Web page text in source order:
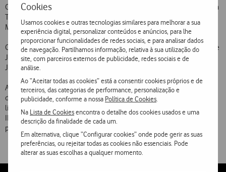
Cookies
Usamos cookies e outras tecnologias similares para melhorar a sua
experiência digital, personalizar conteúdos e anúncios, para lhe
proporcionar funcionalidades de redes sociais, e para analisar dados
de navegação. Partilhamos informação, relativa à sua utilização do
site, com parceiros externos de publicidade, redes sociais e de
análise.
Ao “Aceitar todas as cookies” está a consentir cookies próprios e de
terceiros, das categorias de performance, personalização e
publicidade, conforme a nossa Política de Cookies
Na Lista de Cookiesencontra o detalhe dos cookies usados e uma
descrição da finalidade de cada um.
Em alternativa, clique “Configurar cookies” onde pode gerir as suas
preferências, ou rejeitar todas as cookies não essenciais. Pode
alterar as suas escolhas a qualquer momento.
O júri do “Concurso de Ideias” será constituído pela Administração da
Telecel e representantes dos Colaboradores da Telecel, da Câmara
Municipal de Lisboa, da Parque Expo e da Ordem dos Arquitectos.
O “Processo de Consulta”, que poderá ser levantado a partir de 21 de
Junho, estabelece como data para as respostas o próximo dia 27 de
Julho de 1999.
A sede da Telecel será edificada em dois lotes de terreno, próximos
da Gare do Oriente e defronte para o ex-Pavilhão de Portugal,
limitados a Sul pela Alameda dos Oceanos e a Norte pela Av. D. João
II. O edifício terá uma área de cerca de 30.000 m2 acima do solo e
prevê-se que esteja concluído até 31 de Julho de 2002.